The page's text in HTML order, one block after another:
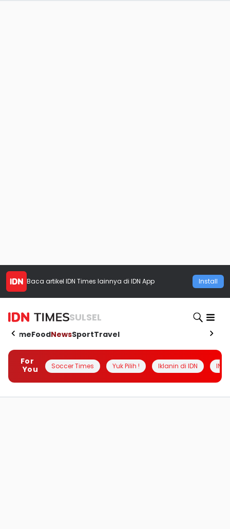
Baca artikel IDN Times lainnya di IDN App Install
SULSEL
HomeFoodNewsSportTravel
For
You
Soccer Times Yuk Pilih ! Iklanin di IDN